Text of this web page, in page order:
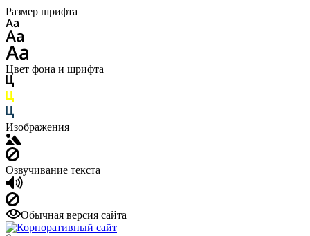
Размер шрифта
Цвет фона и шрифта
Изображения
Озвучивание текста
Обычная версия сайта